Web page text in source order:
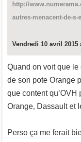
http://
autres-menacent-de-
Vendredi 10 avril 2015
Quand on voit que
de son pote Orange
que content
Orange, Dassault et
Perso ça me ferait